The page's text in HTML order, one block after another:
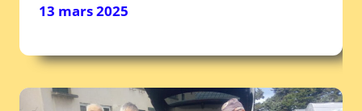
13 mars 2025